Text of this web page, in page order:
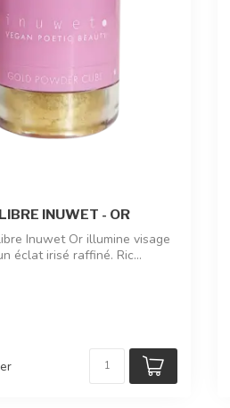
INUWET - OR
Inuwet Or illumine visage
éclat irisé raffiné. Ric...